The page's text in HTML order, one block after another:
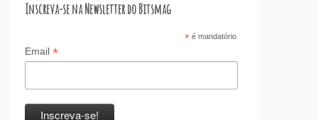
Inscreva-se na Newsletter do Bitsmag
*é mandatório
Email *